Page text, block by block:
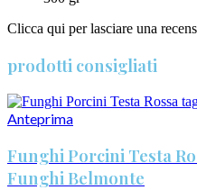
Clicca qui per lasciare una
prodotti consigliati
Anteprima
Funghi Porcini Testa
Funghi Belmonte